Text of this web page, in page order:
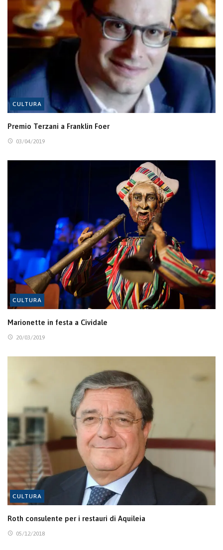
CULTURA
Premio Terzani a Franklin Foer
03/04/2019
CULTURA
Marionette in festa a Cividale
20/03/2019
CULTURA
Roth consulente per i restauri di Aquileia
05/12/2018